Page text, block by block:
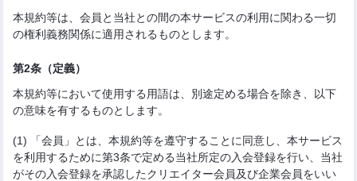
本規約等は、会員と当社との間の本サービスの利用に関わる一切
の権利義務関係に適用されるものとします。
第2条（定義）
本規約等において使用する用語は、別途定める場合を除き、以下
の意味を有するものとします。
(1) 「会員」とは、本規約等を遵守することに同意し、本サービス
を利用するために第3条で定める当社所定の入会登録を行い、当社
がその入会登録を承認したクリエイター会員及び企業会員をいい